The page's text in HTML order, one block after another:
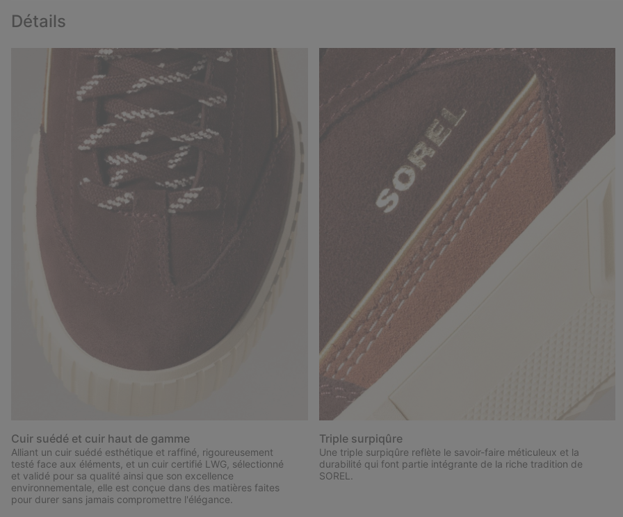
Détails
Cuir suédé et cuir haut de gamme
Alliant un cuir suédé esthétique et raffiné, rigoureusement
testé face aux éléments, et un cuir certifié LWG, sélectionné
et validé pour sa qualité ainsi que son excellence
environnementale, elle est conçue dans des matières faites
pour durer sans jamais compromettre l'élégance.
Triple surpiqûre
Une triple surpiqûre reflète le savoir-faire méticuleux et la
durabilité qui font partie intégrante de la riche tradition de
SOREL.